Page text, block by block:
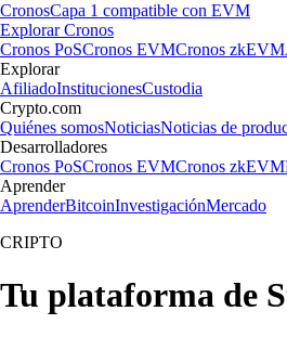
CronosCapa 1 compatible con EVM
Explorar Cronos
Cronos PoSCronos EVMCronos zkEVM
Explorar
AfiliadoInstitucionesCustodia
Crypto.com
Quiénes somosNoticiasNoticias de
Desarrolladores
Cronos PoSCronos EVMCronos zkEVM
Aprender
AprenderBitcoinInvestigaciónMercado
CRIPTO
Tu plataforma de